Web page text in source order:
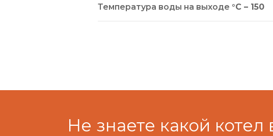
Температура воды на выходе °С – 150
Не знаете какой котел